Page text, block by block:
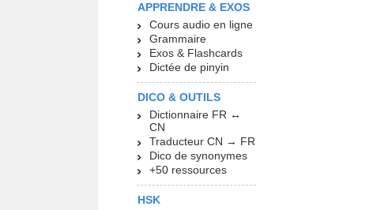
APPRENDRE & EXOS
Cours audio en ligne
Grammaire
Exos & Flashcards
Dictée de pinyin
DICO & OUTILS
Dictionnaire FR ↔
CN
Traducteur CN → FR
Dico de synonymes
+50 ressources
HSK